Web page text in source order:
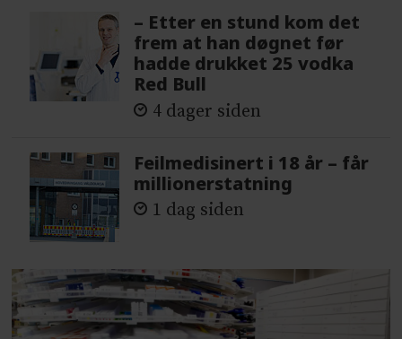
– Etter en stund kom det
frem at han døgnet før
hadde drukket 25 vodka
Red Bull
4 dager siden
Feilmedisinert i 18 år – får
millionerstatning
1 dag siden